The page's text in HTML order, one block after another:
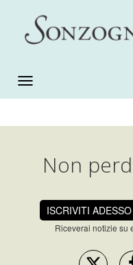
Non
ISCRIVITI
Riceverai notizie su